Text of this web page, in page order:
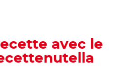
avec le